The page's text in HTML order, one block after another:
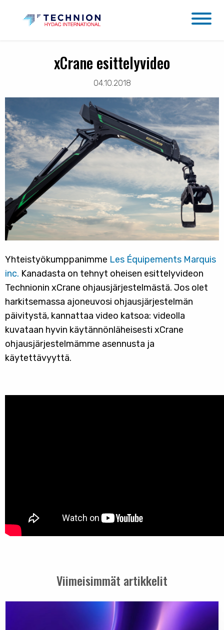
xCrane esittelyvideo
04.10.2018
Yhteistyökumppanimme Les Équipements Marquis
inc. Kanadasta on tehnyt oheisen esittelyvideon
Technionin xCrane ohjausjärjestelmästä. Jos olet
harkitsemassa ajoneuvosi ohjausjärjestelmän
päivitystä, kannattaa video katsoa: videolla
kuvataan hyvin käytännönläheisesti xCrane
ohjausjärjestelmämme asennusta ja
käytettävyyttä.
Viimeisimmät artikkelit